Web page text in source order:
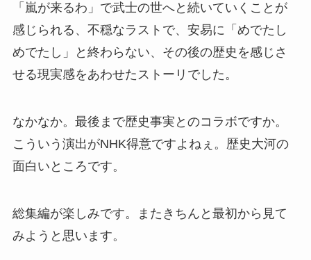
「嵐が来るわ」で武士の世へと続いていくことが
感じられる、不穏なラストで、安易に「めでたし
めでたし」と終わらない、その後の歴史を感じさ
せる現実感をあわせたストーリでした。
なかなか。最後まで歴史事実とのコラボですか。
こういう演出がNHK得意ですよねぇ。歴史大河の
面白いところです。
総集編が楽しみです。またきちんと最初から見て
みようと思います。